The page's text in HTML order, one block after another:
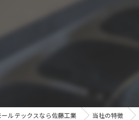
外構工事
ルテックスなら佐藤工業 当社の特徴